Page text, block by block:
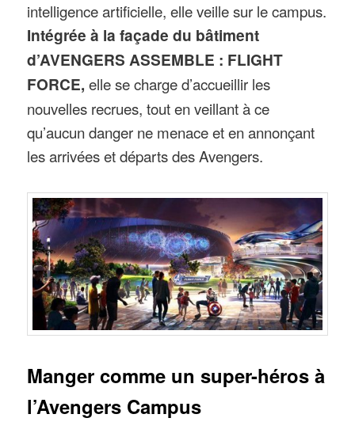
intelligence artificielle, elle veille sur le campus.
Intégrée à la façade du bâtiment
d’AVENGERS ASSEMBLE : FLIGHT
FORCE, elle se charge d’accueillir les
nouvelles recrues, tout en veillant à ce
qu’aucun danger ne menace et en annonçant
les arrivées et départs des Avengers.
Manger comme un super-héros à
l’Avengers Campus